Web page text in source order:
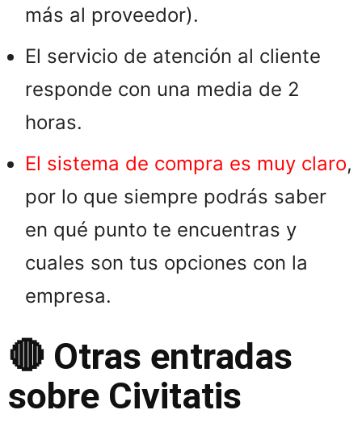
más al proveedor).
El servicio de atención al cliente
responde con una media de 2
horas.
El sistema de compra es muy claro,
por lo que siempre podrás saber
en qué punto te encuentras y
cuales son tus opciones con la
empresa.
🔴 Otras entradas
sobre Civitatis